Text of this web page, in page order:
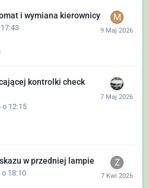
i wymiana kierownicy
kontrolki check
12:15
w przedniej lampie
18:10